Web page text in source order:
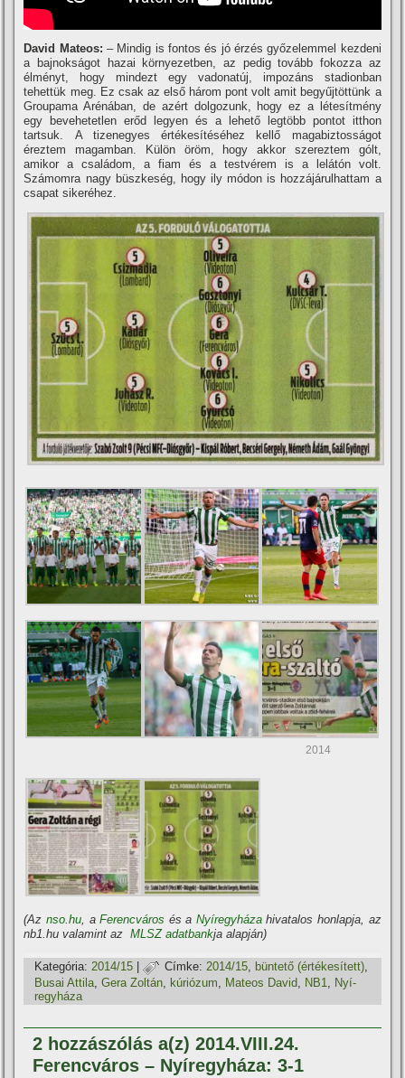
David Mateos: – Mindig is fontos és jó érzés győzelemmel kezdeni
a bajnokságot hazai környezetben, az pedig tovább fokozza az
élményt, hogy mindezt egy vadonatúj, impozáns stadionban
tehettük meg. Ez csak az első három pont volt amit begyűjtöttünk a
Groupama Arénában, de azért dolgozunk, hogy ez a létesí­tmény
egy bevehetetlen erőd legyen és a lehető legtöbb pontot itthon
tartsuk. A tizenegyes értékesí­téséhez kellő magabiztosságot
éreztem magamban. Külön öröm, hogy akkor szereztem gólt,
amikor a családom, a fiam és a testvérem is a lelátón volt.
Számomra nagy büszkeség, hogy ily módon is hozzájárulhattam a
csapat sikeréhez.
2014
(Aznso.hu , aFerencváros és a Nyí­regyházahivatalos honlapja, az
nb1.hu valamint azMLSZ adatbankja alapján)
Kategória: 2014/15 | Címke: 2014/15, büntető (értékesí­tett),
Busai Attila ,Gera Zoltán kúriózum Mateos David NB1
Nyí­
regyháza
2 hozzászólás a(z) 2014.VIII.24.
Ferencváros – Nyí­regyháza: 3-1